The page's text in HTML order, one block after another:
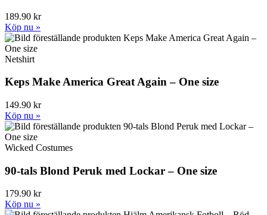
189.90 kr
Köp nu »
Netshirt
Keps Make America Great Again – One size
149.90 kr
Köp nu »
Wicked Costumes
90-tals Blond Peruk med Lockar – One size
179.90 kr
Köp nu »